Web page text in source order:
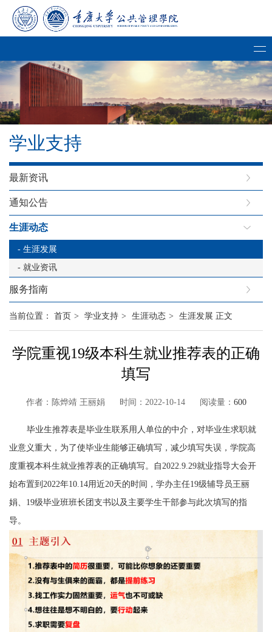
学业支持
最新资讯
通知公告
生涯动态
- 生涯发展
- 就业资讯
服务指南
当前位置： 首页 > 学业支持 > 生涯动态 > 生涯发展 正文
学院重视19级本科生就业推荐表的正确
填写
作者：陈烨靖 王丽娟 时间：2022-10-14 阅读量： 600
毕业生推荐表是毕业生联系用人单位的中介，对毕业生求职就
业意义重大，为了使毕业生能够正确填写，减少填写失误， 学院高
度重视本科生就业推荐表的正确填写。自2022.9.29就业指导大会开
始布置到 2022年10.14用近20天的时间 ，学办主任19级辅导员王丽
娟、 19级毕业班班长团支书以及主要学生干部参与此次填写的指
导。